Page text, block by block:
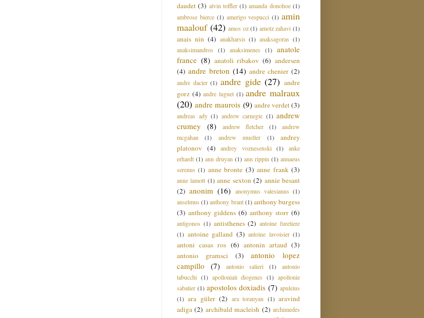
daudet (3) alvin toffler (1) amanda donohoe (1)
ambrose bierce (1) amerigo vespucci (1) amin
maalouf (42) amos oz (1) amotz zahavi (1)
anais nin (4) anakharsis (1) anaksagoras (1)
anaksimandros
(1) anaksimenes (1) anatole
france (8) anatoli ribakov (6) andersen
(4) andre breton (14) andre chenier (2)
andre dacier (1) andre gide (27) andre
gorz (4) andre luguet (1) andre malraux
(20) andre maurois (9) andre verdet(3)
andreas ady (1) andrew carnegie (1) andrew
crumey
(8) andrew fletcher (1)
andrew
mcgahan
(1) andrew mueller (1)
andrey
platonov (4) andrey voznesenski (1)
anke
erhardt (1) ann druyan (1) ann rippin (1) annaeus
serenus (1) anne bronte (3) anne frank (3)
anne lamott (1) anne sexton (2) annie besant
(2) anonim (16) anonymus valesianus (1)
anselmus (1) anthony brant (1) anthony burgess
(3) anthony giddens (6) anthony storr (6)
antigonos (1) antisthenes (2) antoine furetiere
(1) antoine galland (3) antoine lavoisier (1)
antoni casas ros (6) antonin artaud (3)
antonio gramsci
(3)
antonio lopez
campillo
(7) antonio salieri (1)
antonio
tabucchi (1) apollonialı diogenes (1) apollonie
sabatier (1) apostolos doxiadis (7) apuleius
(1) ara güler (2) ara toranyan (1) aravind
adiga (2) archibald macleish (2) archimedes